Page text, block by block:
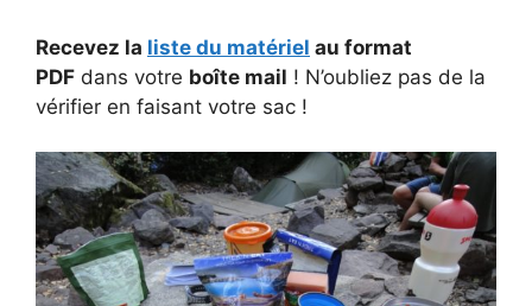
Recevez la liste du matériel au format
PDF dans votre boîte mail ! N’oubliez pas de la
vérifier en faisant votre sac !